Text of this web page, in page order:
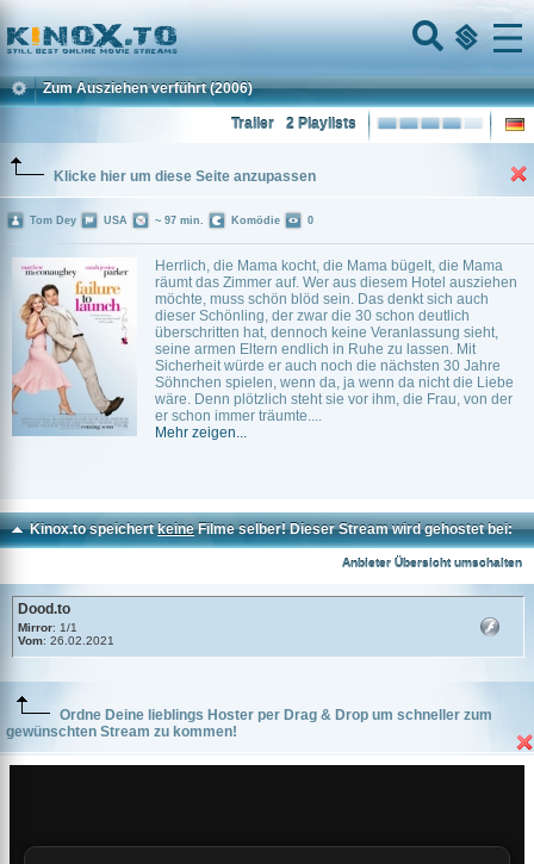
Home
Menu
Zum Ausziehen verführt (2006)
2 Playlists
Trailer
Klicke hier um diese Seite anzupassen
Herrlich, die Mama kocht, die Mama bügelt, die Mama
räumt das Zimmer auf. Wer aus diesem Hotel ausziehen
möchte, muss schön blöd sein. Das denkt sich auch
dieser Schönling, der zwar die 30 schon deutlich
überschritten hat, dennoch keine Veranlassung sieht,
seine armen Eltern endlich in Ruhe zu lassen. Mit
Sicherheit würde er auch noch die nächsten 30 Jahre
Söhnchen spielen, wenn da, ja wenn da nicht die Liebe
wäre. Denn plötzlich steht sie vor ihm, die Frau, von der
er schon immer träumte....
Mehr zeigen...
Tom Dey USA ~ 97 min. Komödie 0
Kinox.to speichertkeineFilme selber! Dieser Stream wird gehostet bei:
Anbieter Übersicht umschalten
Dood.to
Mirror: 1/1
Vom: 26.02.2021
Ordne Deine lieblings Hoster per Drag & Drop um schneller zum
gewünschten Stream zu kommen!